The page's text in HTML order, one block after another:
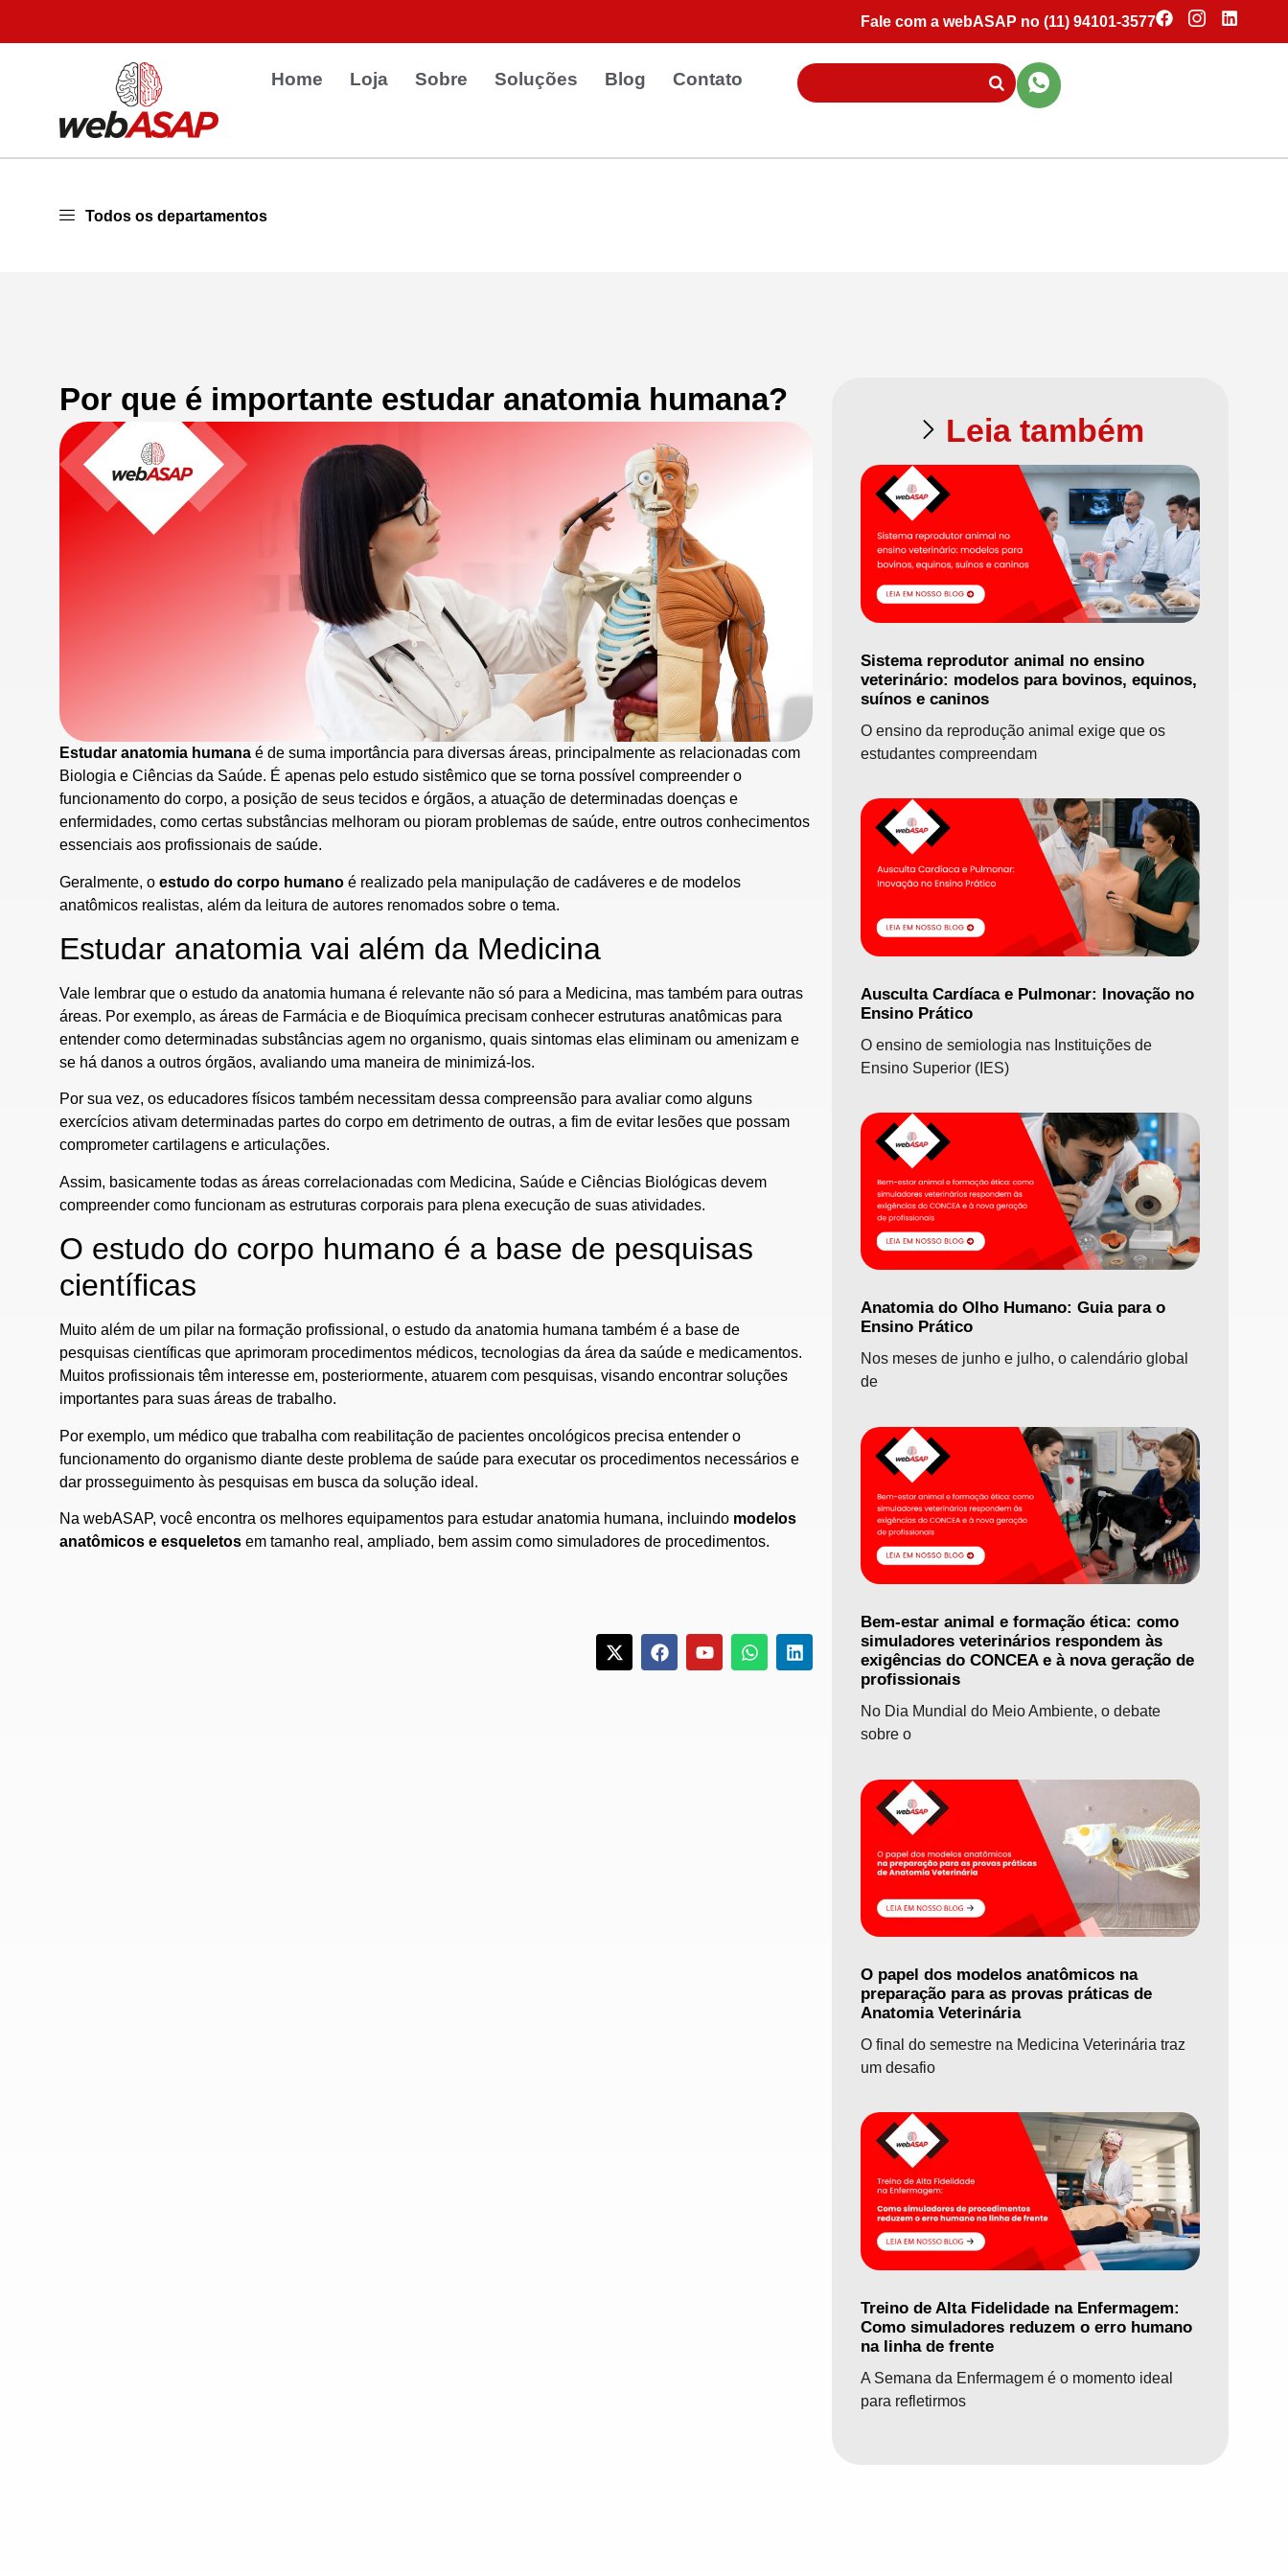
Fale com a webASAP no (11) 94101-3577
Home Loja Sobre Soluções Blog Contato
Todos os departamentos
Por que é importante estudar anatomia humana?
Estudar anatomia humana é de suma importância para diversas áreas, principalmente as relacionadas com
Biologia e Ciências da Saúde. É apenas pelo estudo sistêmico que se torna possível compreender o
funcionamento do corpo, a posição de seus tecidos e órgãos, a atuação de determinadas doenças e
enfermidades, como certas substâncias melhoram ou pioram problemas de saúde, entre outros conhecimentos
essenciais aos profissionais de saúde.
Geralmente, o estudo do corpo humano é realizado pela manipulação de cadáveres e de modelos
anatômicos realistas, além da leitura de autores renomados sobre o tema.
Estudar anatomia vai além da Medicina
Vale lembrar que o estudo da anatomia humana é relevante não só para a Medicina, mas também para outras
áreas. Por exemplo, as áreas de Farmácia e de Bioquímica precisam conhecer estruturas anatômicas para
entender como determinadas substâncias agem no organismo, quais sintomas elas eliminam ou amenizam e
se há danos a outros órgãos, avaliando uma maneira de minimizá-los.
Por sua vez, os educadores físicos também necessitam dessa compreensão para avaliar como alguns
exercícios ativam determinadas partes do corpo em detrimento de outras, a fim de evitar lesões que possam
comprometer cartilagens e articulações.
Assim, basicamente todas as áreas correlacionadas com Medicina, Saúde e Ciências Biológicas devem
compreender como funcionam as estruturas corporais para plena execução de suas atividades.
O estudo do corpo humano é a base de pesquisas
científicas
Muito além de um pilar na formação profissional, o estudo da anatomia humana também é a base de
pesquisas científicas que aprimoram procedimentos médicos, tecnologias da área da saúde e medicamentos.
Muitos profissionais têm interesse em, posteriormente, atuarem com pesquisas, visando encontrar soluções
importantes para suas áreas de trabalho.
Por exemplo, um médico que trabalha com reabilitação de pacientes oncológicos precisa entender o
funcionamento do organismo diante deste problema de saúde para executar os procedimentos necessários e
dar prosseguimento às pesquisas em busca da solução ideal.
Na webASAP, você encontra os melhores equipamentos para estudar anatomia humana, incluindo modelos
anatômicos e esqueletos em tamanho real, ampliado, bem assim como simuladores de procedimentos.
Leia também
Sistema reprodutor animal no ensino
veterinário: modelos para bovinos, equinos,
suínos e caninos
O ensino da reprodução animal exige que os
estudantes compreendam
Ausculta Cardíaca e Pulmonar: Inovação no
Ensino Prático
O ensino de semiologia nas Instituições de
Ensino Superior (IES)
Anatomia do Olho Humano: Guia para o
Ensino Prático
Nos meses de junho e julho, o calendário global
de
Bem-estar animal e formação ética: como
simuladores veterinários respondem às
exigências do CONCEA e à nova geração de
profissionais
No Dia Mundial do Meio Ambiente, o debate
sobre o
O papel dos modelos anatômicos na
preparação para as provas práticas de
Anatomia Veterinária
O final do semestre na Medicina Veterinária traz
um desafio
Treino de Alta Fidelidade na Enfermagem:
Como simuladores reduzem o erro humano
na linha de frente
A Semana da Enfermagem é o momento ideal
para refletirmos